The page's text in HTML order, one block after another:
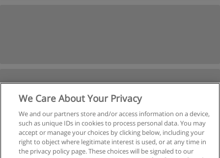
Następne
We Care About Your Privacy
We and our partners store and/or access information on a device,
such as unique IDs in cookies to process personal data. You may
accept or manage your choices by clicking below, including your
right to object where legitimate interest is used, or at any time in
the privacy policy page. These choices will be signaled to our